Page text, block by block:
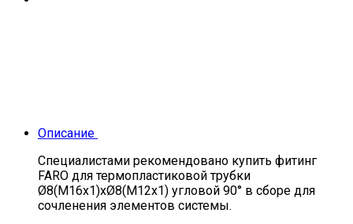
Описание
Специалистами рекомендовано купить фитинг
FARO для термопластиковой трубки
Ø8(M16x1)хØ8(M12x1) угловой 90° в сборе для
сочленения элементов системы.